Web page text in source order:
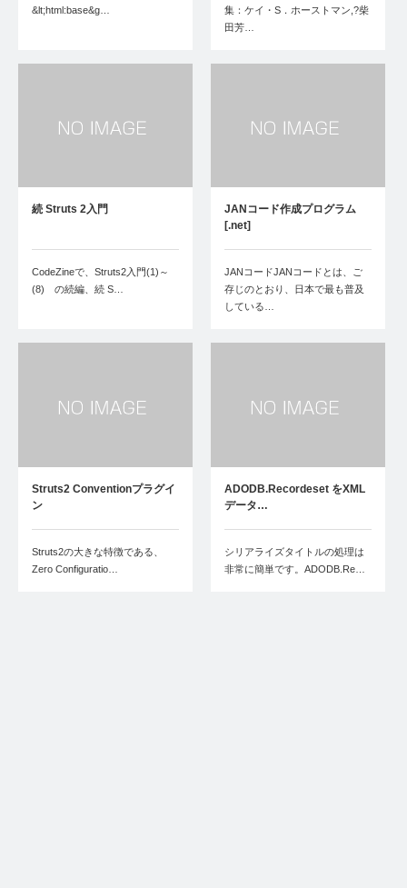
&lt;html:base&g…
集：ケイ・S．ホーストマン,?柴
田芳…
続 Struts 2入門
CodeZineで、Struts2入門(1)～
(8) の続編、続 S…
JANコード作成プログラム
[.net]
JANコードJANコードとは、ご
存じのとおり、日本で最も普及
している…
Struts2 Conventionプラグイ
ン
Struts2の大きな特徴である、
Zero Configuratio…
ADODB.Recordeset をXML
データ…
シリアライズタイトルの処理は
非常に簡単です。ADODB.Re…